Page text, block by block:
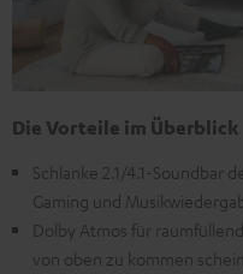
Die Vorteile im Überblick
Schlanke 2.1/4.1-Soundbar
Gaming und
Dolby Atmos für
von oben zu kommen